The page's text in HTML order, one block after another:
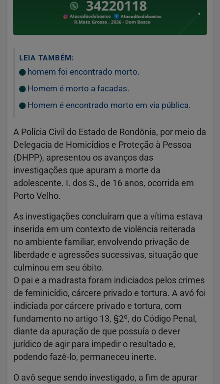
LEIA TAMBÉM:
homem foi encontrado morto.
Homem é morto a facadas.
Homem é encontrado morto em via pública.
A Polícia Civil do Estado de Rondônia, por meio da
Delegacia de Homicídios e Proteção à Pessoa
(DHPP), apresentou os avanços das
investigações que apuram a morte da
adolescente. I. dos S., de 16 anos, ocorrida em
Porto Velho.
As investigações concluíram que a vítima estava
inserida em um contexto de violência reiterada
no ambiente familiar, envolvendo privação de
liberdade e agressões sucessivas, situação que
culminou em seu óbito.
O pai e a madrasta foram indiciados pelos crimes
de feminicídio, cárcere privado e tortura. A avó foi
indiciada por cárcere privado e tortura, com
fundamento no artigo 13, §2º, do Código Penal,
diante da apuração de que possuía o dever
jurídico de agir para impedir o resultado e,
podendo fazê-lo, permaneceu inerte.
O avô segue sendo investigado, a fim de apurar